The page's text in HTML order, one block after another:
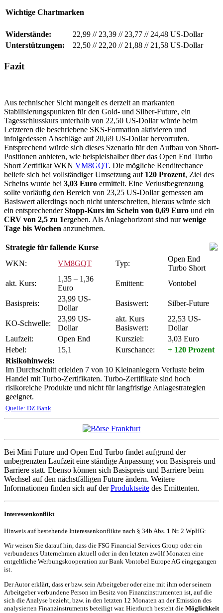
Wichtige Chartmarken
Widerstände: 22,99 //23,39 //23,77 //24,48 US-Dollar
Unterstützungen:
22,50 //22,20 //21,88 //21,58 US-Dollar
Fazit
Aus technischer Sicht mangelt es derzeit an markanten
Stabilisierungspunkten für den Gold- und Silber-Future, ein
Tagesschlusskurs unterhalb von 22,50 US-Dollar würde beim
Letzteren die beschriebene SKS-Formation aktivieren und
infolgedessen Abschläge auf 20,69 US-Dollar hervorrufen.
Entsprechend würde sich dieses Szenario für den Aufbau von Short-
Positionen anbieten, wie beispielshalber über das Open End Turbo
Short Zertifikat WKN VM8GQT. Die mögliche Renditechance
beliefe sich bei vollständiger Umsetzung auf 120 Prozent, Ziel des
Scheins wurde bei 3,03 Euro ermittelt. Eine Verlustbegrenzung
sollte vorläufig den Bereich von 23,25 US-Dollar gemessen am
Basiswert allerdings noch nicht unterschreiten, hieraus würde sich
ein entsprechenderStopp-Kurs im Schein von 0,69 Euro und ein
CRV von 2,5 zu 1ergeben. Als Anlagehorizont sind nurwenige
Tage bis Wochen anzunehmen.
Strategie für fallende Kurse
WKN:
VM8GQT Typ:
Open End
Turbo Short
akt. Kurs:
1,35 – 1,36
Euro
Emittent: Vontobel
Basispreis:
23,99 US-
Dollar
Basiswert: Silber-Future
KO-Schwelle:
23,99 US-
Dollar
akt. Kurs
Basiswert:
22,53 US-
Dollar
Laufzeit:
Open End Kursziel:
3,03 Euro
Hebel:
15,1 Kurschance:
+ 120 Prozent
Risikohinweis:
Im Durchschnitt erleiden 7 von 10 Kleinanlegern Verluste beim
Handel mit Turbo-Zertifikaten. Turbo-Zertifikate sind hoch
risikoreiche Produkte und nicht für langfristige Anlagestrategien
geeignet.
Quelle: DZ Bank
Bei Mini Future und Open End Turbo findet aufgrund der
unbegrenzten Laufzeit eine ständige Anpassung von Basispreis und
Barriere statt. Ebenso können sich Basispreis und Barriere beim
Wechsel auf den nächstfälligen Future ändern. Weitere
Informationen finden sich auf derProduktseite des Emittenten.
Interessenkonflikt
Hinweis auf bestehende Interessenkonflikte nach § 34b Abs. 1 Nr. 2 WpHG:
Wir weisen Sie darauf hin, dass die FSG Financial Services Group oder ein
verbundenes Unternehmen aktuell oder in den letzten zwölf Monaten eine
entgeltliche Werbungskooperation zur Bank Vontobel Europe AG eingegangen
ist.
Der Autor erklärt, dass er bzw. sein Arbeitgeber oder eine mit ihm oder seinem
Arbeitgeber verbundene Person im Besitz von Finanzinstrumenten ist, auf die
sich die Analyse bezieht, bzw. in den letzten 12 Monaten an der Emission des
analysierten Finanzinstruments beteiligt war. Hierdurch besteht die Möglichkeit